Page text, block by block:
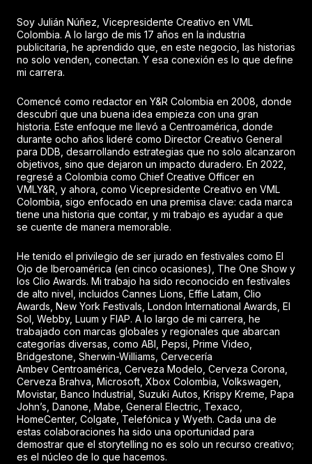
Soy Julián Núñez, Vicepresidente Creativo en VML
Colombia. A lo largo de mis 17 años en la industria
publicitaria, he aprendido que, en este negocio, las historias
no solo venden, conectan. Y esa conexión es lo que define
mi carrera.
Comencé como redactor en Y&R Colombia en 2008, donde
descubrí que una buena idea empieza con una gran
historia. Este enfoque me llevó a Centroamérica, donde
durante ocho años lideré como Director Creativo General
para DDB, desarrollando estrategias que no solo alcanzaron
objetivos, sino que dejaron un impacto duradero. En 2022,
regresé a Colombia como Chief Creative Officer en
VMLY&R, y ahora, como Vicepresidente Creativo en VML
Colombia, sigo enfocado en una premisa clave: cada marca
tiene una historia que contar, y mi trabajo es ayudar a que
se cuente de manera memorable.
He tenido el privilegio de ser jurado en festivales como El
Ojo de Iberoamérica (en cinco ocasiones), The One Show y
los Clio Awards. Mi trabajo ha sido reconocido en festivales
de alto nivel, incluidos Cannes Lions, Effie Latam, Clio
Awards, New York Festivals, London International Awards, El
Sol, Webby, Luum y FIAP. A lo largo de mi carrera, he
trabajado con marcas globales y regionales que abarcan
categorías diversas, como ABI, Pepsi, Prime Video,
Bridgestone, Sherwin-Williams, Cervecería
Ambev Centroamérica, Cerveza Modelo, Cerveza Corona,
Cerveza Brahva, Microsoft, Xbox Colombia, Volkswagen,
Movistar, Banco Industrial, Suzuki Autos, Krispy Kreme, Papa
John’s, Danone, Mabe, General Electric, Texaco,
HomeCenter, Colgate, Telefónica y Wyeth. Cada una de
estas colaboraciones ha sido una oportunidad para
demostrar que el storytelling no es solo un recurso creativo;
es el núcleo de lo que hacemos.